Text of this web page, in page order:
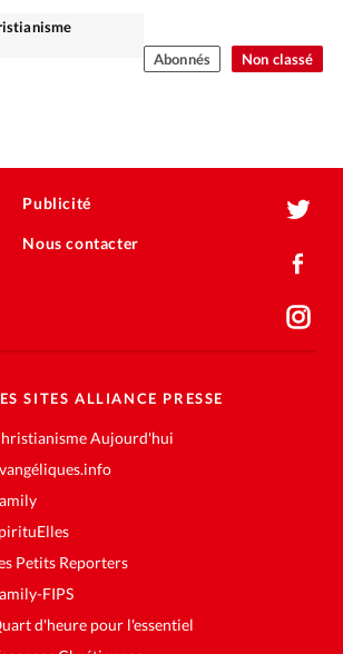
Non classé
Abonnés
Publicité
Nous contacter
SITES ALLIANCE PRESSE
Aujourd'hui
Petits Reporters
FIPS
d'heure pour l'essentiel